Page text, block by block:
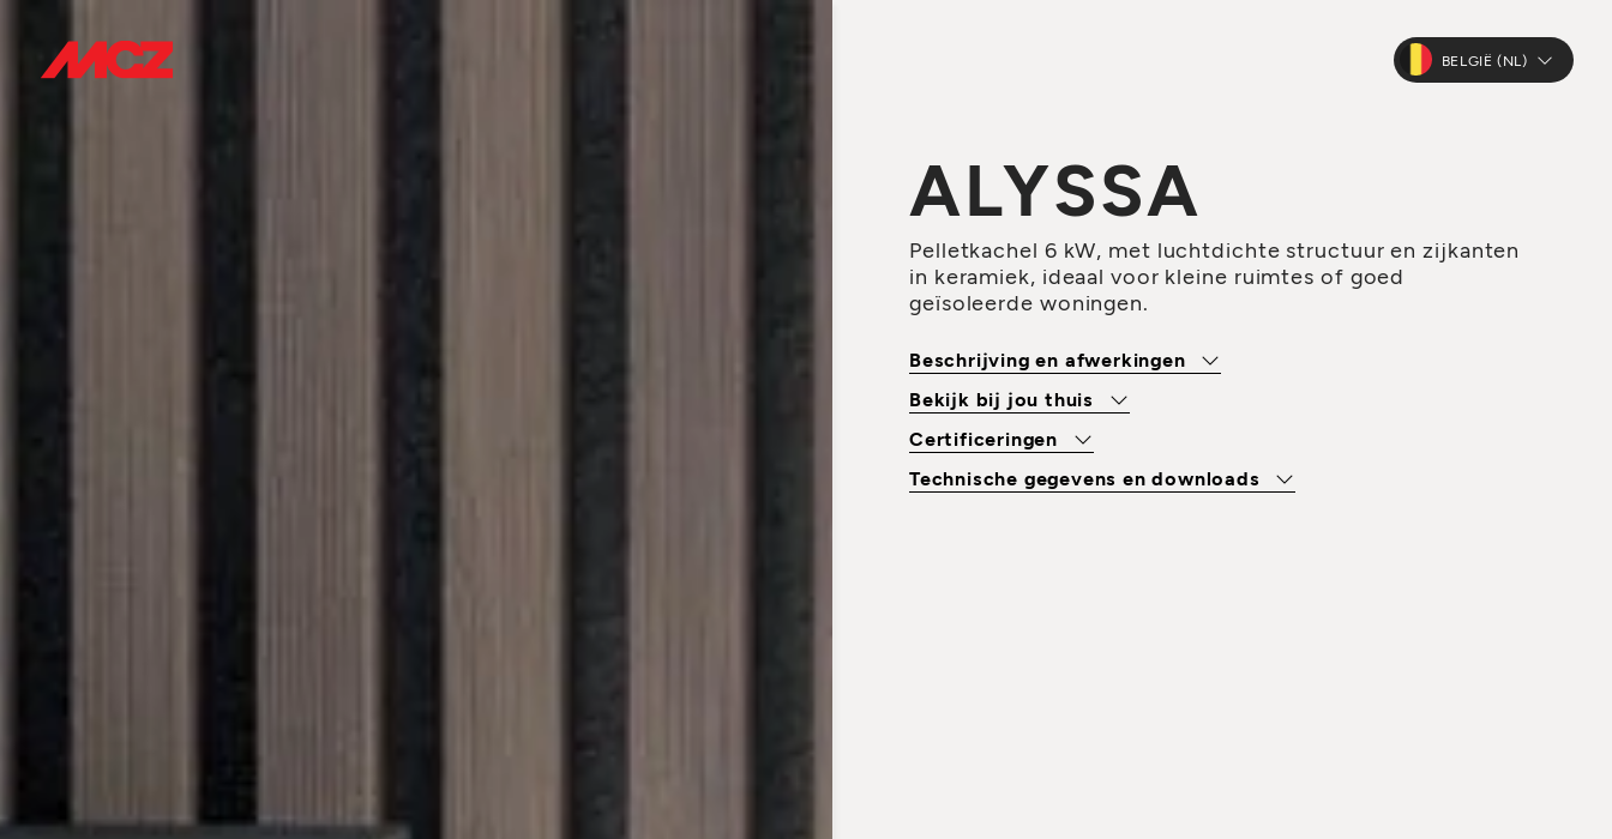
BELGIË (NL)
ALYSSA
Pelletkachel 6 kW, met luchtdichte structuur en zijkanten
in keramiek, ideaal voor kleine ruimtes of goed
geïsoleerde woningen.
Beschrijving en afwerkingen
Bekijk bij jou thuis
Certificeringen
Technische gegevens en downloads